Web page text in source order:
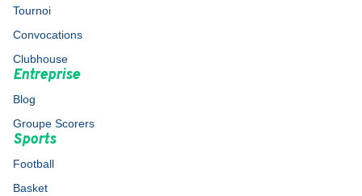
Tournoi
Convocations
Clubhouse
Entreprise
Blog
Groupe Scorers
Sports
Football
Basket